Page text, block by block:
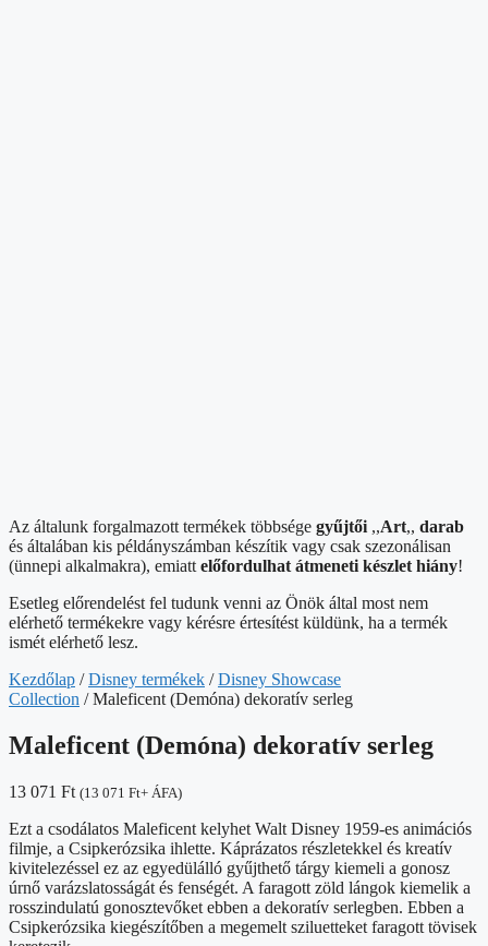
Az általunk forgalmazott termékek többsége gyűjtői ,,Art,, darab
és általában kis példányszámban készítik vagy csak szezonálisan
(ünnepi alkalmakra), emiatt előfordulhat átmeneti készlet hiány!
Esetleg előrendelést fel tudunk venni az Önök által most nem
elérhető termékekre vagy kérésre értesítést küldünk, ha a termék
ismét elérhető lesz.
Kezdőlap /Disney termékek /Disney Showcase
Collection / Maleficent (Demóna) dekoratív serleg
Maleficent (Demóna) dekoratív serleg
13 071 Ft (13 071 Ft+ ÁFA)
Ezt a csodálatos Maleficent kelyhet Walt Disney 1959-es animációs
filmje, a Csipkerózsika ihlette. Káprázatos részletekkel és kreatív
kivitelezéssel ez az egyedülálló gyűjthető tárgy kiemeli a gonosz
úrnő varázslatosságát és fenségét. A faragott zöld lángok kiemelik a
rosszindulatú gonosztevőket ebben a dekoratív serlegben. Ebben a
Csipkerózsika kiegészítőben a megemelt sziluetteket faragott tövisek